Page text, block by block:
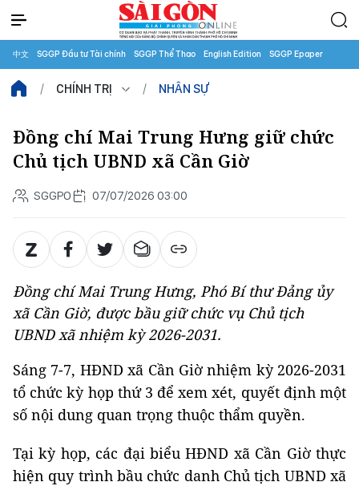
中文 SGGP Đầu tư Tài chính SGGP Thể Thao English Edition SGGP Epaper
CHÍNH TRỊ NHÂN SỰ
Đồng chí Mai Trung Hưng giữ chức
Chủ tịch UBND xã Cần Giờ
SGGPO 07/07/2026 03:00
Đồng chí Mai Trung Hưng, Phó Bí thư Đảng ủy
xã Cần Giờ, được bầu giữ chức vụ Chủ tịch
UBND xã nhiệm kỳ 2026-2031.
Sáng 7-7, HĐND xã Cần Giờ nhiệm kỳ 2026-2031
tổ chức kỳ họp thứ 3 để xem xét, quyết định một
số nội dung quan trọng thuộc thẩm quyền.
Tại kỳ họp, các đại biểu HĐND xã Cần Giờ thực
hiện quy trình bầu chức danh Chủ tịch UBND xã